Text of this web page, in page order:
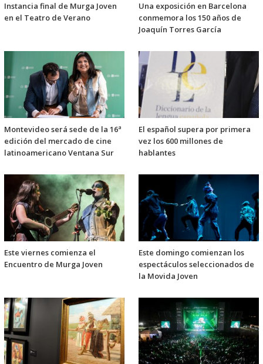
Instancia final de Murga Joven
en el Teatro de Verano
Una exposición en Barcelona
conmemora los 150 años de
Joaquín Torres García
Montevideo será sede de la 16ª
edición del mercado de cine
latinoamericano Ventana Sur
El español supera por primera
vez los 600 millones de
hablantes
Este viernes comienza el
Encuentro de Murga Joven
Este domingo comienzan los
espectáculos seleccionados de
la Movida Joven